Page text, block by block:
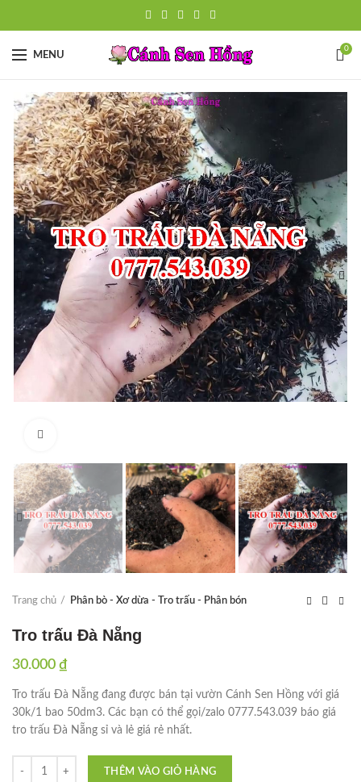
MENU
0
Trang chủ Phân bò - Xơ dừa - Tro trấu - Phân bón
Tro trấu Đà Nẵng
30.000 ₫
Tro trấu Đà Nẵng đang được bán tại vườn Cánh Sen Hồng với giá
30k/1 bao 50dm3. Các bạn có thể gọi/zalo 0777.543.039 báo giá
tro trấu Đà Nẵng sỉ và lẻ giá rẻ nhất.
Tro trấu Đà Nẵng số lượng
THÊM VÀO GIỎ HÀNG